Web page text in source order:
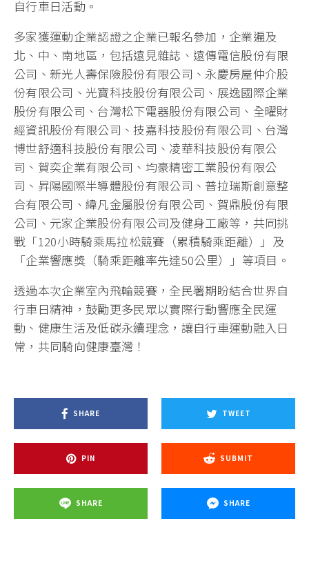
自行車日活動。
多家獲運動企業認證之企業已報名參加，企業遍及
北、中、南地區，包括遠見雜誌、遠傳電信股份有限
公司、新光人壽保險股份有限公司、永慶房屋仲介股
份有限公司、光寶科技股份有限公司、展逸國際企業
股份有限公司、台灣松下電器股份有限公司、全曜財
經資訊股份有限公司、技嘉科技股份有限公司、台灣
博世舒適科技股份有限公司、凌華科技股份有限公
司、賀奕企業有限公司、均豪精密工業股份有限公
司、昇陽國際半導體股份有限公司、普拉瑞斯創意整
合有限公司、緯凡金屬股份有限公司、賀鼎股份有限
公司、元家企業股份有限公司及健身工廠等，共同挑
戰「120小時騎乘馬拉松競賽（累積騎乘距離）」及
「企業響應獎（騎乘距離率先達50公里）」等項目。
透過本次企業室內飛輪競賽，全民署期盼結合世界自
行車日精神，鼓勵更多民眾以實際行動響應全民運
動、健康生活及低碳永續理念，讓自行車運動融入日
常，共同騎向健康臺灣！
SHARE TWEET
PIN SUBMIT
SHARE SHARE